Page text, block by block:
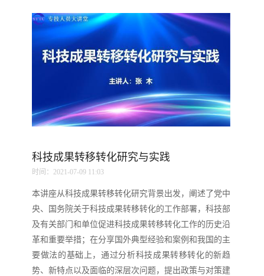
科技成果转移转化研究与实践
时间：2021-07-09 11:03
本讲座从科技成果转移转化研究背景出发，阐述了党中
央、国务院关于科技成果转移转化的工作部署，科技部
及有关部门和单位促进科技成果转移转化工作的历史沿
革和重要举措；在分享国外典型经验和案例和我国的主
要做法的基础上，通过分析科技成果转移转化的新趋
势、新特点以及面临的深层次问题，提出政策与对策建